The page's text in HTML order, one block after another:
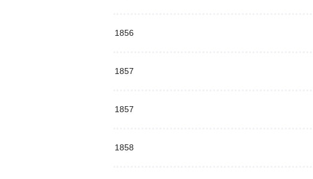
1856
1857
1857
1858